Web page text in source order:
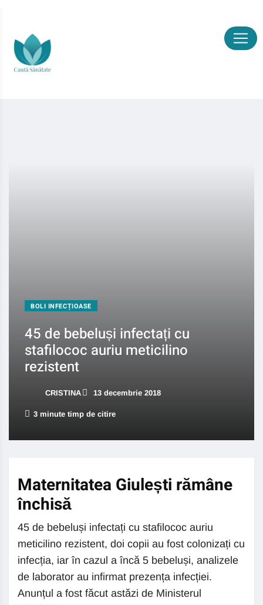
BOLI INFECȚIOASE
45 de bebeluși infectați cu
stafilococ auriu meticilino
rezistent
CRISTINA 13 decembrie 2018
3 minute timp de citire
Maternitatea Giulești rămâne
închisă
45 de bebeluși infectați cu stafilococ auriu
meticilino rezistent, doi copii au fost colonizați cu
infecția, iar în cazul a încă 5 bebeluși, analizele
de laborator au infirmat prezența infecției.
Anunțul a fost făcut astăzi de Ministerul